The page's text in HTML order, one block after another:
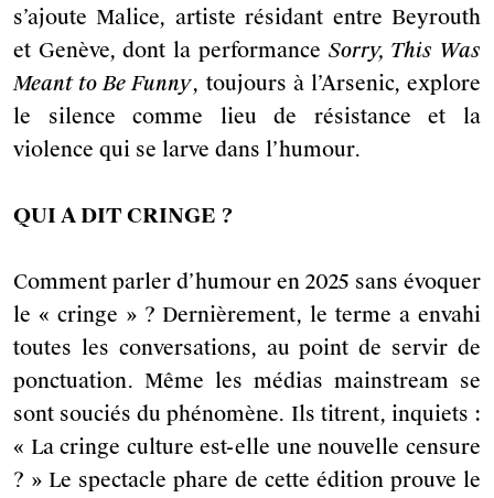
s’ajoute Malice, artiste résidant entre Beyrouth
et Genève, dont la performance Sorry, This Was
Meant to Be Funny, toujours à l’Arsenic, explore
le silence comme lieu de résistance et la
violence qui se larve dans l’humour.
QUI A DIT CRINGE ?
Comment parler d’humour en 2025 sans évoquer
le « cringe » ? Dernièrement, le terme a envahi
toutes les conversations, au point de servir de
ponctuation. Même les médias mainstream se
sont souciés du phénomène. Ils titrent, inquiets :
« La cringe culture est-elle une nouvelle censure
? » Le spectacle phare de cette édition prouve le